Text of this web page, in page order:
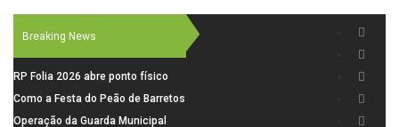
Breaking News
RP Folia 2026 abre ponto físico
para venda de ingressos em
Ribeirão Preto
Como a Festa do Peão de Barretos
usa tecnologia para operar uma
Operação da Guarda Municipal